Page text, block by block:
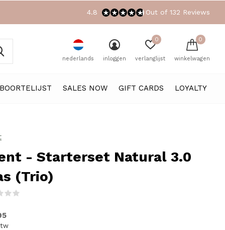
SALES NOW GIFT CARDS LOYALTY
nederlands inloggen verlanglijst
0
winkelwagen
0
4.8 Out of 132 Reviews
- Starterset Natural 3.0
(Trio)